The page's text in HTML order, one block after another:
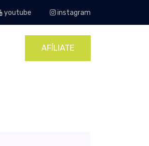
youtube instagram
AFÍLIATE